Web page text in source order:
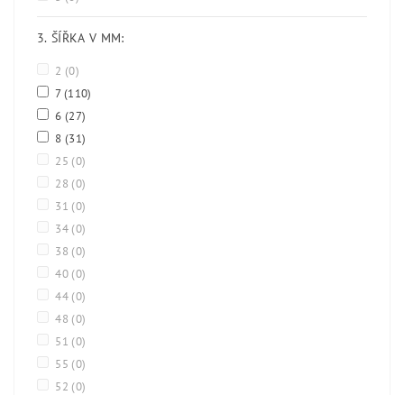
3. ŠÍŘKA V MM:
2 (0)
7(110)
6 (27)
8 (31)
25 (0)
28 (0)
31 (0)
34 (0)
38 (0)
40 (0)
44 (0)
48 (0)
51 (0)
55 (0)
52 (0)